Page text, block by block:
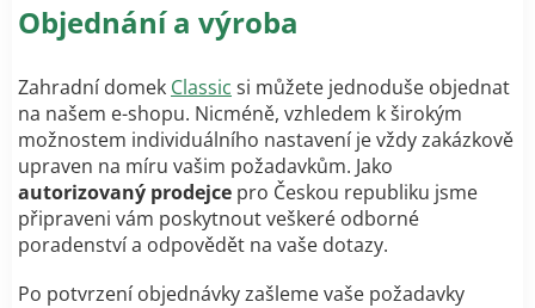
Objednání a výroba
Zahradní domek Classic si můžete jednoduše objednat
na našem e-shopu. Nicméně, vzhledem k širokým
možnostem individuálního nastavení je vždy zakázkově
upraven na míru vašim požadavkům. Jako
autorizovaný prodejce pro Českou republiku jsme
připraveni vám poskytnout veškeré odborné
poradenství a odpovědět na vaše dotazy.
Po potvrzení objednávky zašleme vaše požadavky